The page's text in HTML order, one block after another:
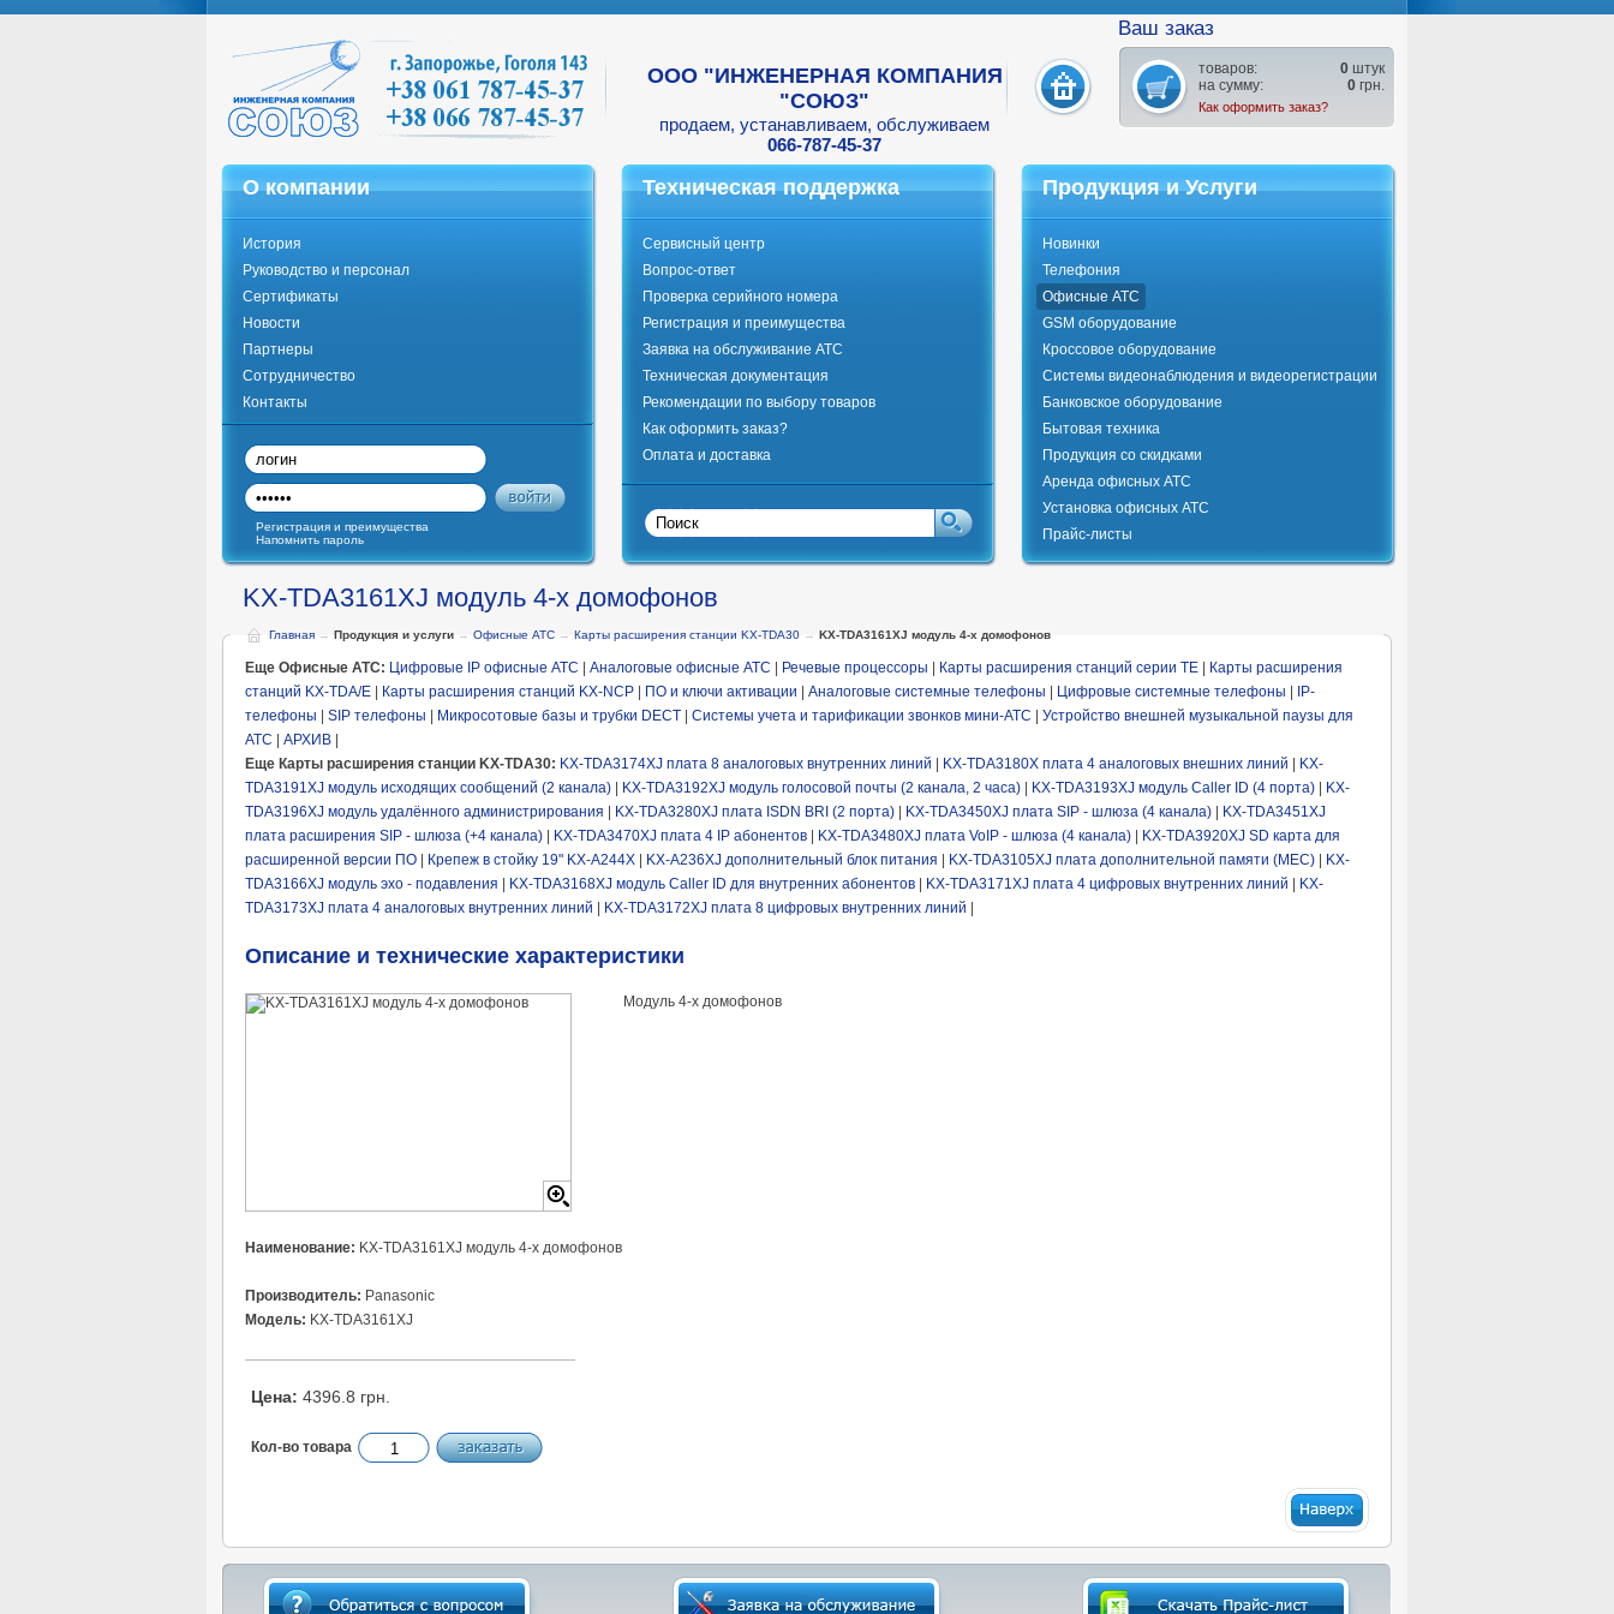
ООО "ИНЖЕНЕРНАЯ КОМПАНИЯ
"СОЮЗ"
продаем, устанавливаем, обслуживаем
066-787-45-37
Ваш заказ
товаров: 0 штук
на сумму:
0 грн.
Как оформить заказ?
О компании Техническая поддержка Продукция и Услуги
История
Руководство и персонал
Сертификаты
Новости
Партнеры
Сотрудничество
Контакты
Сервисный центр
Вопрос-ответ
Проверка серийного номера
Регистрация и преимущества
Заявка на обслуживание АТС
Техническая документация
Рекомендации по выбору товаров
Как оформить заказ?
Оплата и доставка
Новинки
Телефония
Офисные АТС
GSM оборудование
Кроссовое оборудование
Системы видеонаблюдения и видеорегистрации
Банковское оборудование
Бытовая техника
Продукция со скидками
Аренда офисных АТС
Установка офисных АТС
Прайс-листы
Регистрация и преимущества
Напомнить пароль
KX-TDA3161XJ модуль 4-х домофонов
Главная → Продукция и услуги → Офисные АТС → Карты расширения станции KX-TDA30 → KX-TDA3161XJ модуль 4-х домофонов
Еще Офисные АТС: Цифровые IP офисные АТС Аналоговые офисные АТС Речевые процессоры Карты расширения станций серии TE
Карты расширения
станций KX-TDA/E
Карты расширения станций KX-NCP ПО и ключи активации Аналоговые системные телефоны Цифровые системные телефоны
IP-
телефоны
SIP телефоны Микросотовые базы и трубки DECT Системы учета и тарификации звонков мини-АТС
Устройство внешней музыкальной паузы для
АТС
АРХИВ
Еще Карты расширения станции KX-TDA30: KX-TDA3174XJ плата 8 аналоговых внутренних линий KX-TDA3180X плата 4 аналоговых внешних линий
KX-
TDA3191XJ модуль исходящих сообщений (2 канала)
KX-TDA3192XJ модуль голосовой почты (2 канала, 2 часа) KX-TDA3193XJ модуль Caller ID (4 порта)
KX-
TDA3196XJ модуль удалённого администрирования
KX-TDA3280XJ плата ISDN BRI (2 порта) KX-TDA3450XJ плата SIP - шлюза (4 канала)
KX-TDA3451XJ
плата расширения SIP - шлюза (+4 канала)
KX-TDA3470XJ плата 4 IP абонентов KX-TDA3480XJ плата VoIP - шлюза (4 канала)
KX-TDA3920XJ SD карта для
расширенной версии ПО
Крепеж в стойку 19" KX-A244X KX-A236XJ дополнительный блок питания KX-TDA3105XJ плата дополнительной памяти (MEC)
KX-
TDA3166XJ модуль эхо - подавления
KX-TDA3168XJ модуль Caller ID для внутренних абонентов KX-TDA3171XJ плата 4 цифровых внутренних линий
KX-
TDA3173XJ плата 4 аналоговых внутренних линий
KX-TDA3172XJ плата 8 цифровых внутренних линий
Описание и технические характеристики
Наименование: KX-TDA3161XJ модуль 4-х домофонов
Производитель: Panasonic
Модель: KX-TDA3161XJ
Цена: 4396.8 грн.
Кол-во товара
Модуль 4-х домофонов